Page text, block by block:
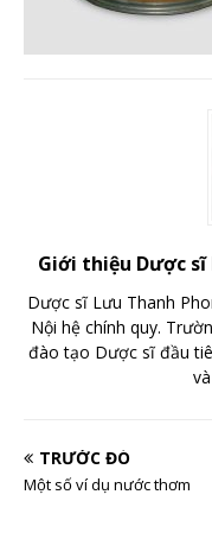
Giới thiệu Dược sĩ
Dược sĩ Lưu Thanh
Nội hệ chính quy.
đào tạo Dược sĩ đầu
TRƯỚC ĐÓ
Một số ví dụ nước thơm